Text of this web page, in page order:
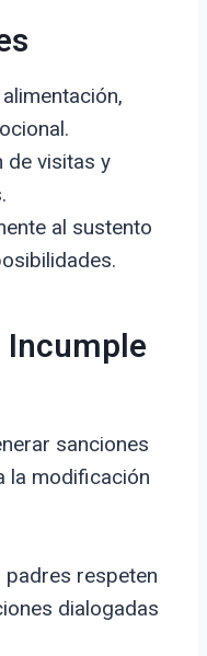
de visitas y
al sustento
Incumple
sanciones
la modificación
padres respeten
dialogadas